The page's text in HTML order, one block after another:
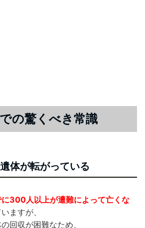
の驚くべき常識
体が転がっている
300人以上が遭難によって亡くな
ますが、
回収が困難なため、